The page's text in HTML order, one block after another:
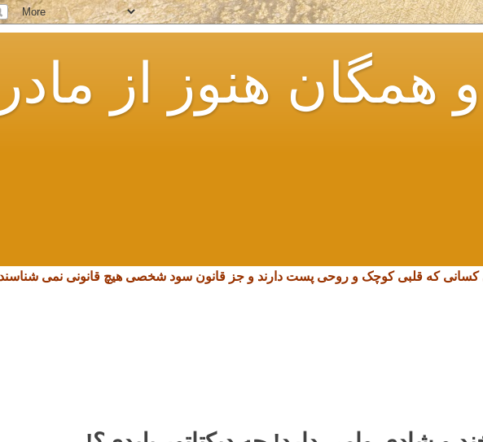
همگان هنوز از
کسانی که قلبی کوچک و روحی پست دارند و جز قانون سود شخصی هیچ قانونی نمی